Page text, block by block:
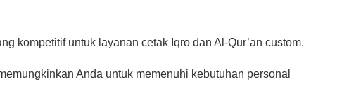
kompetitif untuk layanan cetak Iqro dan Al-Qur’an custom.
Anda untuk memenuhi kebutuhan personal